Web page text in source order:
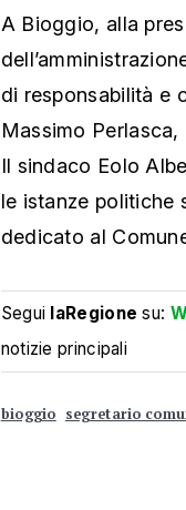
A Bioggio, alla
di responsabilità e
Massimo
Il sindaco Eolo
le istanze politiche
dedicato al
Segui laRegione su:
notizie principali
bioggio segretario